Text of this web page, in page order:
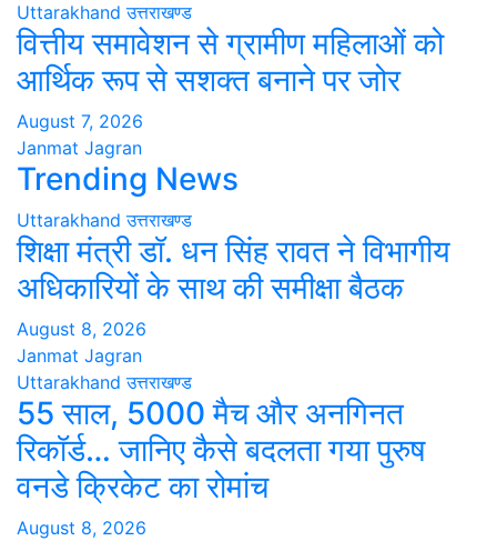
Uttarakhand उत्तराखण्ड
वित्तीय समावेशन से ग्रामीण महिलाओं को
आर्थिक रूप से सशक्त बनाने पर जोर
August 7, 2026
Janmat Jagran
Trending News
Uttarakhand उत्तराखण्ड
शिक्षा मंत्री डॉ. धन सिंह रावत ने विभागीय
अधिकारियों के साथ की समीक्षा बैठक
August 8, 2026
Janmat Jagran
Uttarakhand उत्तराखण्ड
55 साल, 5000 मैच और अनगिनत
रिकॉर्ड… जानिए कैसे बदलता गया पुरुष
वनडे क्रिकेट का रोमांच
August 8, 2026